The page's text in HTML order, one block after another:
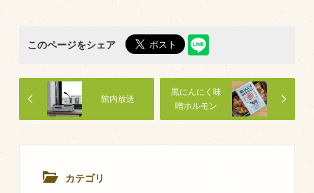
カテゴリ
このページをシェア
黒にんにく味
噌ホルモン
館内放送
業務管理体制
品質管理体制
最新の設備
ＢtoＢ受発注システム
瑕疵とは
商品のご紹介